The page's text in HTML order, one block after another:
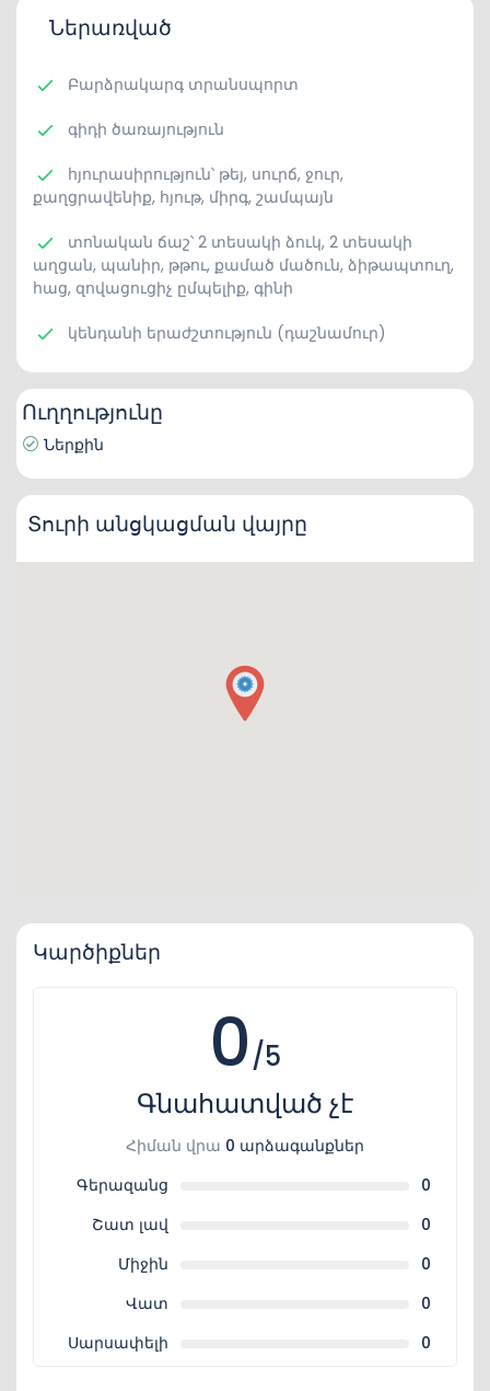
Ներառված
Բարձրակարգ տրանսպորտ
գիդի ծառայություն
հյուրասիրություն՝ թեյ, սուրճ, ջուր,
քաղցրավենիք, հյութ, միրգ, շամպայն
տոնական ճաշ՝ 2 տեսակի ձուկ, 2 տեսակի
աղցան, պանիր, թթու, քամած մածուն, ձիթապտուղ,
հաց, զովացուցիչ ըմպելիք, գինի
կենդանի երաժշտություն (դաշնամուր)
Ուղղությունը
Ներքին
Տուրի անցկացման վայրը
Կարծիքներ
0/5
Գնահատված չէ
Հիման վրա 0 արձագանքներ
Գերազանց
0
Շատ լավ
0
Միջին
0
Վատ
0
Սարսափելի
0